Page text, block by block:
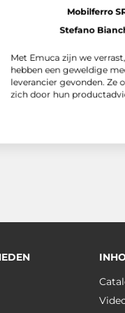
Mobilferro SRL
Stefano Bianchini
zijn we verrast, want
een geweldige
gevonden. Ze
hun productadvies en